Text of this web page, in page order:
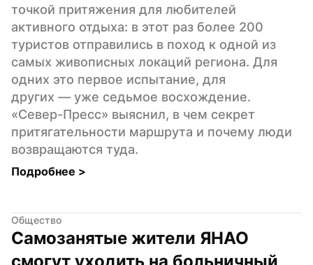
точкой притяжения для любителей
активного отдыха: в этот раз более 200
туристов отправились в поход к одной из
самых живописных локаций региона. Для
одних это первое испытание, для
других — уже седьмое восхождение.
«Север-Пресс» выяснил, в чем секрет
притягательности маршрута и почему люди
возвращаются туда.
Подробнее >
Общество
Самозанятые жители ЯНАО